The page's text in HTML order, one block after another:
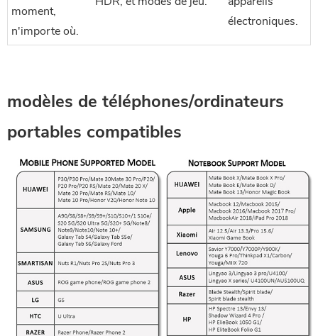
moment,
n'importe où.
électroniques.
modèles de téléphones/ordinateurs
portables compatibles